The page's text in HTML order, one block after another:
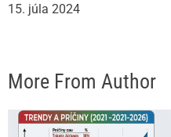
15. júla 2024
More From Author